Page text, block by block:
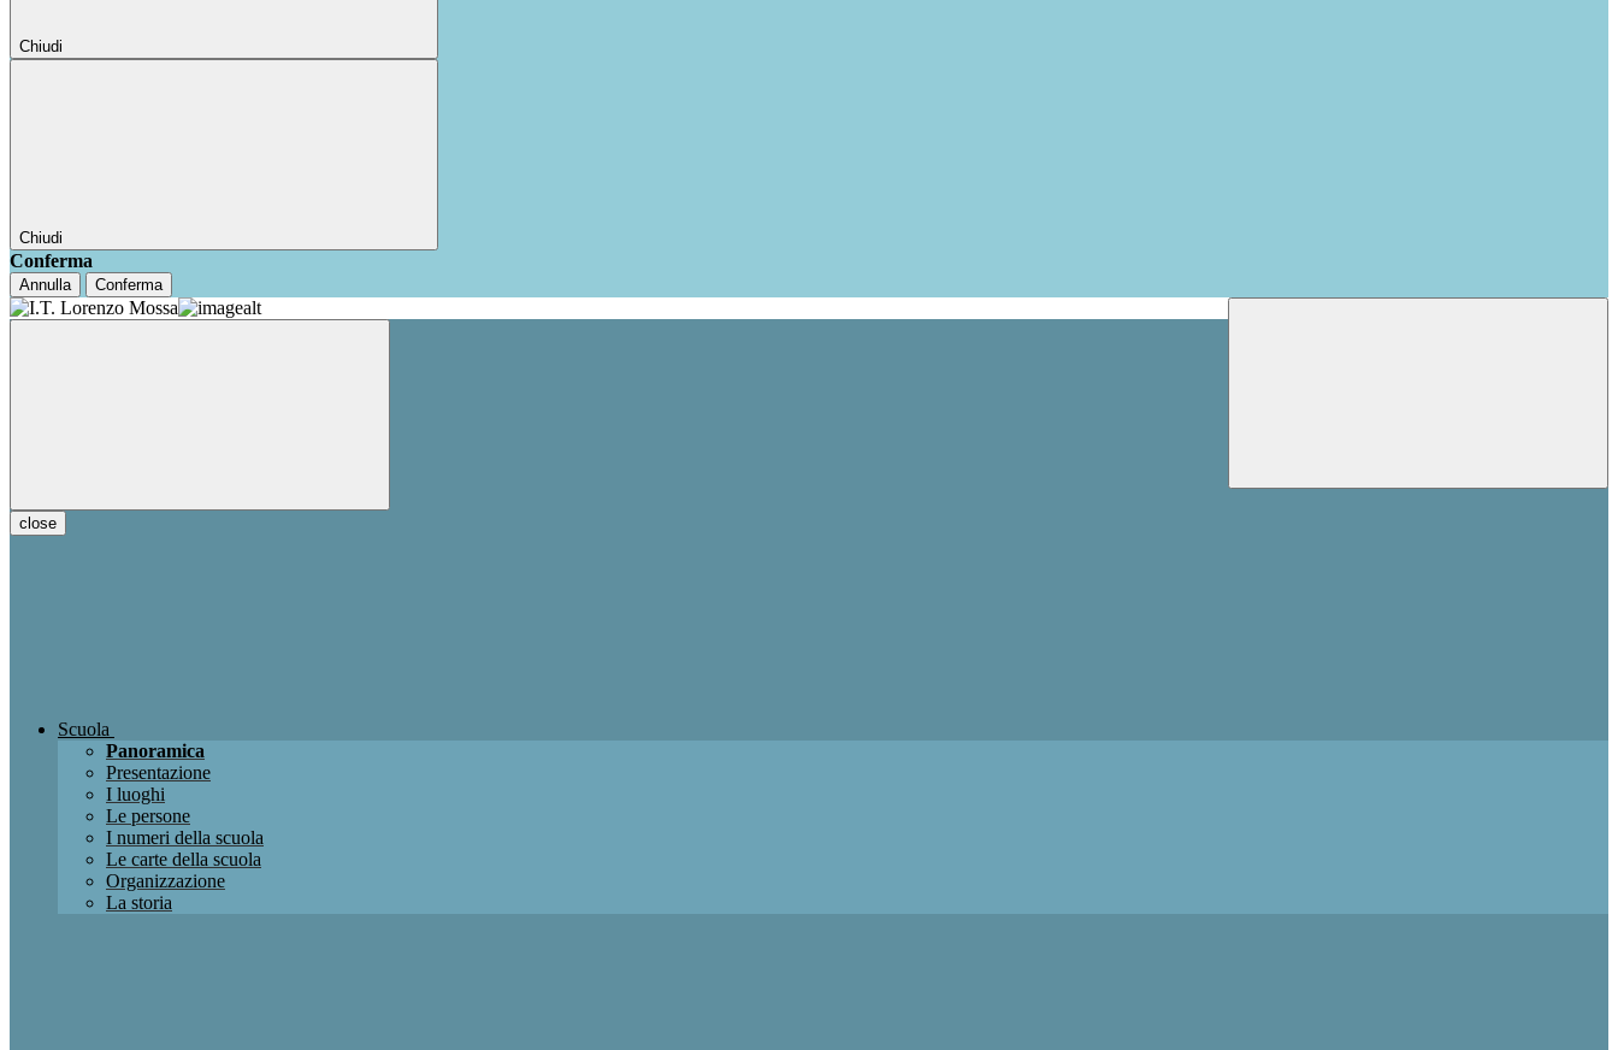
Chiudi
Chiudi
Conferma
Annulla Conferma
close
Scuola
Panoramica
Presentazione
I luoghi
Le persone
I numeri della scuola
Le carte della scuola
Organizzazione
La storia